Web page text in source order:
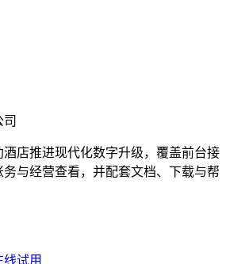
店推进现代化数字升级，覆盖前台接
与经营查看，并配套文档、下载与帮
线试用